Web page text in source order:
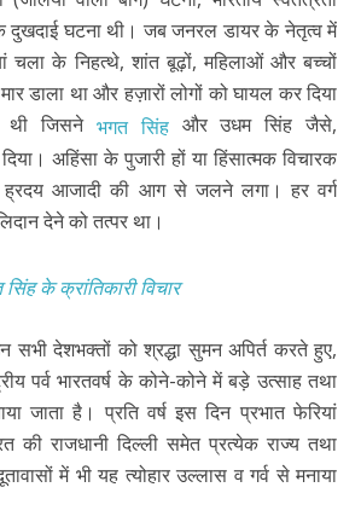
दुखदाई घटना थी। जब जनरल डायर के नेतृत्व में
चला के निहत्थे, शांत बूढ़ों, महिलाओं और बच्चों
डाला था और हज़ारों लोगों को घायल कर दिया
थी जिसने भगत सिंहऔर उधम सिंह जैसे,
अहिंसा के पुजारी हों या हिंसात्मक विचारक
ह्रदय आजादी की आग से जलने लगा। हर वर्ग
देने को तत्पर था।
सिंह के क्रांतिकारी विचार
देशभक्तों को श्रद्धा सुमन अपिर्त करते हुए,
पर्व भारतवर्ष के कोने-कोने में बड़े उत्साह तथा
जाता है। प्रति वर्ष इस दिन प्रभात फेरियां
की राजधानी दिल्ली समेत प्रत्येक राज्य तथा
में भी यह त्योहार उल्लास व गर्व से मनाया